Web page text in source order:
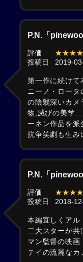
P.N.「
評価
投稿日
2019-
第一作に続け
ニーノ・ロータ
の陰翳深いカメ
物,滅びの美学
ーネン作品を派
抗争笑劇も生み
P.N.「
評価
投稿日
2018-
本編宜しくアル
二大スターが共
マン監督の映画
テイの流麗なカ